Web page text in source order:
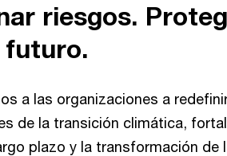
riesgos.
futuro.
a las organizaciones a
de la transición climática,
plazo y la transformación